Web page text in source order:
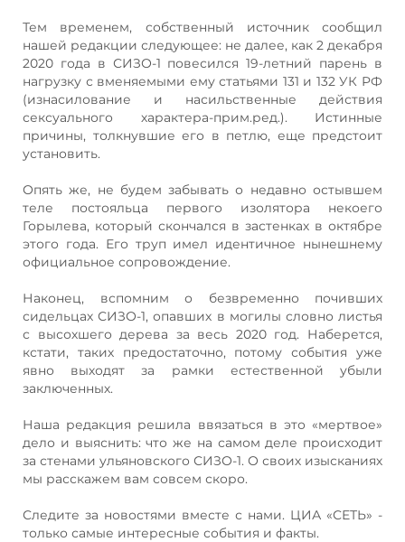
Тем временем, собственный источник сообщил
нашей редакции следующее: не далее, как 2 декабря
2020 года в СИЗО-1 повесился 19-летний парень в
нагрузку с вменяемыми ему статьями 131 и 132 УК РФ
(изнасилование и насильственные действия
сексуального характера-прим.ред.). Истинные
причины, толкнувшие его в петлю, еще предстоит
установить.
Опять же, не будем забывать о недавно остывшем
теле постояльца первого изолятора некоего
Горылева, который скончался в застенках в октябре
этого года. Его труп имел идентичное нынешнему
официальное сопровождение.
Наконец, вспомним о безвременно почивших
сидельцах СИЗО-1, опавших в могилы словно листья
с высохшего дерева за весь 2020 год. Наберется,
кстати, таких предостаточно, потому события уже
явно выходят за рамки естественной убыли
заключенных.
Наша редакция решила ввязаться в это «мертвое»
дело и выяснить: что же на самом деле происходит
за стенами ульяновского СИЗО-1. О своих изысканиях
мы расскажем вам совсем скоро.
Следите за новостями вместе с нами. ЦИА «СЕТЬ» -
только самые интересные события и факты.